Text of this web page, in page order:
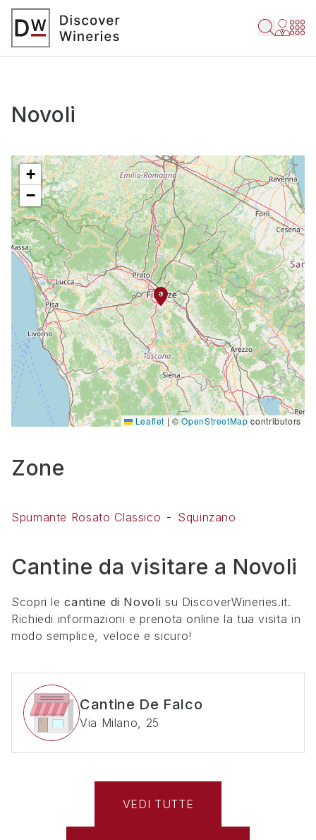
Novoli
+
−
Leaflet | ©OpenStreetMapcontributors
Zone
Spumante Rosato Classico Squinzano
Cantine da visitare a Novoli
Scopri lecantine di Novoli su DiscoverWineries.it.
Richiedi informazioni e prenota online la tua visita in
modo semplice, veloce e sicuro!
Cantine De Falco
Via Milano, 25
VEDI TUTTE